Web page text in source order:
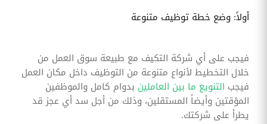
أولاً: وضع خطة توظيف متنوعة
فيجب على أي شركة التكيف مع طبيعة سوق العمل من
خلال التخطيط لأنواع متنوعة من التوظيف داخل مكان العمل
فيجب التنويع ما بين العاملين بدوام كامل والموظفين
المؤقتين وأيضاً المستقلين، وذلك من أجل سد أي عجز قد
يطرأ على شركتك.